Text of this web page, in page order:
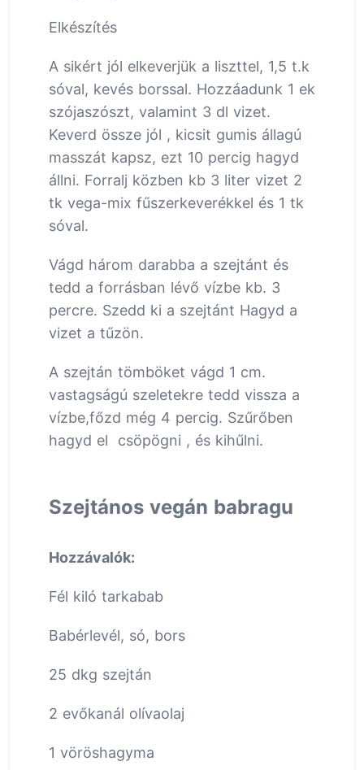
Elkészítés
A sikért jól elkeverjük a liszttel, 1,5 t.k
sóval, kevés borssal. Hozzáadunk 1 ek
szójaszószt, valamint 3 dl vizet.
Keverd össze jól , kicsit gumis állagú
masszát kapsz, ezt 10 percig hagyd
állni. Forralj közben kb 3 liter vizet 2
tk vega-mix fűszerkeverékkel és 1 tk
sóval.
Vágd három darabba a szejtánt és
tedd a forrásban lévő vízbe kb. 3
percre. Szedd ki a szejtánt Hagyd a
vizet a tűzön.
A szejtán tömböket vágd 1 cm.
vastagságú szeletekre tedd vissza a
vízbe,főzd még 4 percig. Szűrőben
hagyd el csöpögni , és kihűlni.
Szejtános vegán babragu
Hozzávalók:
Fél kiló tarkabab
Babérlevél, só, bors
25 dkg szejtán
2 evőkanál olívaolaj
1 vöröshagyma